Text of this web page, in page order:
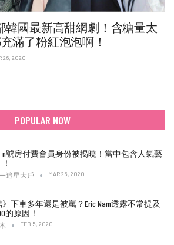
韓國最新高甜網劇！含糖量太
滿了粉紅泡泡啊！
26, 2020
POPULAR NOW
n號房付費會員身份被揭曉！當中包含人氣藝
追星大戶 MAR 25, 2020
》下車多年還是被罵？Eric Nam透露不常提及
的原因！
FEB 5, 2020